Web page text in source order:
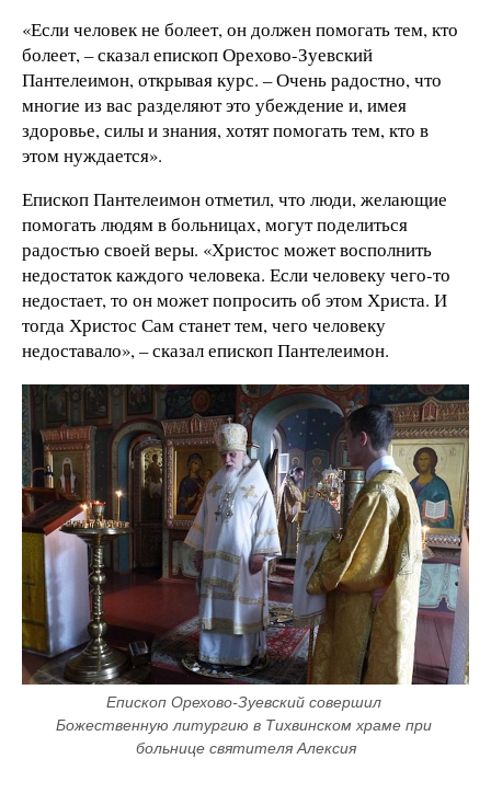
«Если человек не болеет, он должен помогать тем, кто
болеет, – сказал епископ Орехово-Зуевский
Пантелеимон, открывая курс. – Очень радостно, что
многие из вас разделяют это убеждение и, имея
здоровье, силы и знания, хотят помогать тем, кто в
этом нуждается».
Епископ Пантелеимон отметил, что люди, желающие
помогать людям в больницах, могут поделиться
радостью своей веры. «Христос может восполнить
недостаток каждого человека. Если человеку чего-то
недостает, то он может попросить об этом Христа. И
тогда Христос Сам станет тем, чего человеку
недоставало», – сказал епископ Пантелеимон.
Епископ Орехово-Зуевский совершил
Божественную литургию в Тихвинском храме при
больнице святителя Алексия